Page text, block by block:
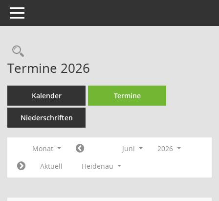
Toggle navigation
Rechercheauswahl
Termine 2026
Kalender Termine
Niederschriften
Monat Juni
2026
Aktuell
Heidenau